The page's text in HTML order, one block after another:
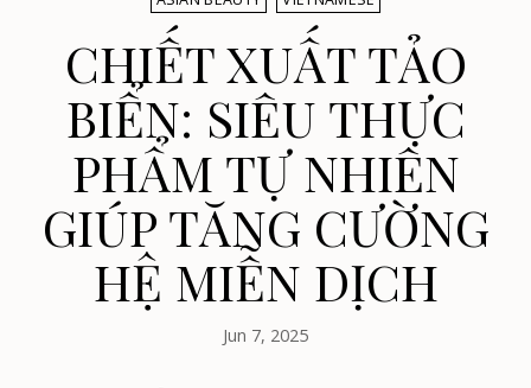
CHIẾT XUẤT TẢO
BIỂN: SIÊU THỰC
PHẨM TỰ NHIÊN
GIÚP TĂNG CƯỜNG
HỆ MIỄN DỊCH
Jun 7, 2025